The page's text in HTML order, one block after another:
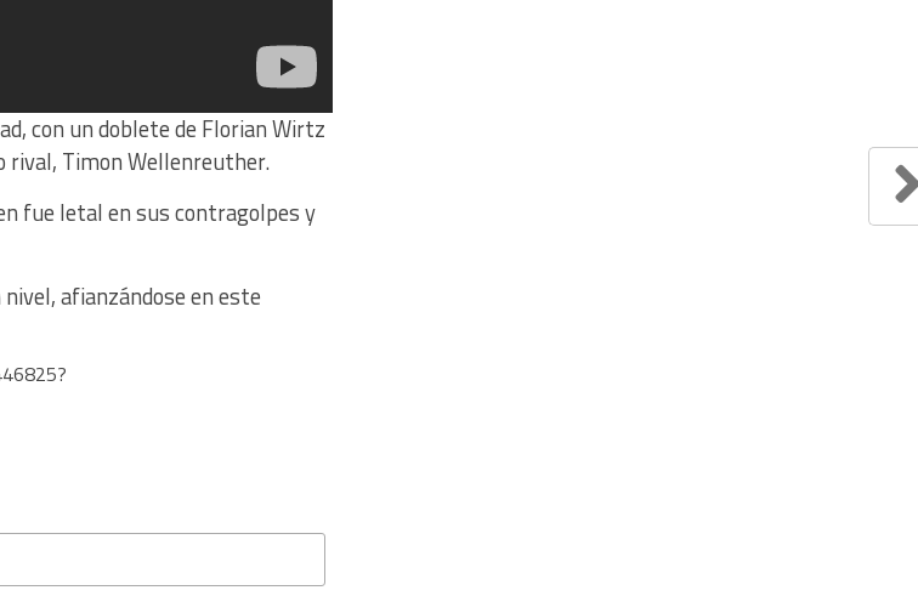
con un doblete de Florian Wirtz
rival, Timon Wellenreuther.
fue letal en sus contragolpes y
afianzándose en este